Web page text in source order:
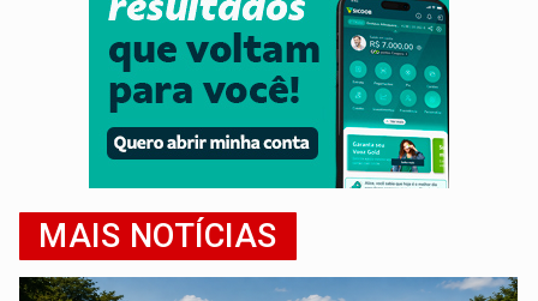
MAIS NOTÍCIAS